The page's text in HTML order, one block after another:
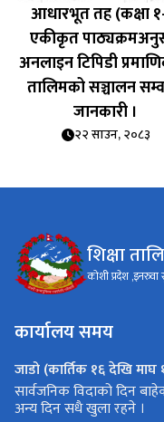
आधारभूत तह (कक्षा
एकीकृत
अनलाइन टिपिडी
तालिमको सञ्चालन
जानकारी ।
२२ साउन, २०८३
शिक्षा
कोशी प्रदेश ,इनरुवा
कार्यालय समय
जाडो (कार्तिक १६ देखि माघ
सार्वजनिक विदाको दिन
अन्य दिन सधै खुला रहने ।